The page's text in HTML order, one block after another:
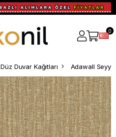
0
Düz Duvar Kağıtları Adawall